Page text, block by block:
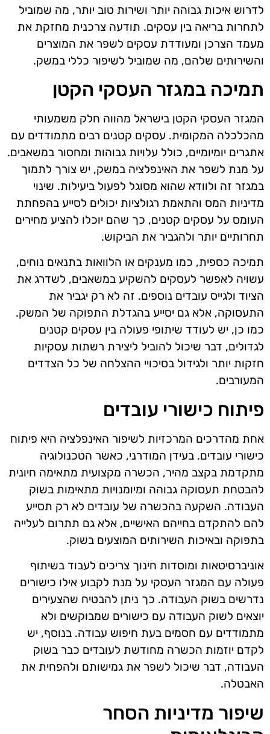
לדרוש איכות גבוהה יותר ושירות טוב יותר, מה שמוביל
לתחרות בריאה בין עסקים. תודעה צרכנית מחזקת את
מעמד הצרכן ומעודדת עסקים לשפר את המוצרים
והשירותים שלהם, מה שמוביל לשיפור כללי במשק.
תמיכה במגזר העסקי הקטן
המגזר העסקי הקטן בישראל מהווה חלק משמעותי
מהכלכלה המקומית. עסקים קטנים רבים מתמודדים עם
אתגרים יומיומיים, כולל עלויות גבוהות ומחסור במשאבים.
על מנת לשפר את האינפלציה במשק, יש צורך לתמוך
במגזר זה ולוודא שהוא מסוגל לפעול ביעילות. שינוי
מדיניות המס והתאמת רגולציות יכולים לסייע בהפחתת
העומס על עסקים קטנים, כך שהם יוכלו להציע מחירים
תחרותיים יותר ולהגביר את הביקוש.
תמיכה כספית, כמו מענקים או הלוואות בתנאים נוחים,
עשויה לאפשר לעסקים להשקיע במשאבים, לשדרג את
הציוד ולגייס עובדים נוספים. זה לא רק יגביר את
התעסוקה, אלא גם יסייע בהגדלת התפוקה של המשק.
כמו כן, יש לעודד שיתופי פעולה בין עסקים קטנים
לגדולים, דבר שיכול להוביל ליצירת רשתות עסקיות
חזקות יותר ולגידול בסיכויי ההצלחה של כל הצדדים
המעורבים.
פיתוח כישורי עובדים
אחת מהדרכים המרכזיות לשיפור האינפלציה היא פיתוח
כישורי עובדים. בעידן המודרני, כאשר הטכנולוגיה
מתקדמת בקצב מהיר, הכשרה מקצועית מתאימה חיונית
להבטחת תעסוקה גבוהה ומיומנויות מתאימות בשוק
העבודה. השקעה בהכשרה של עובדים לא רק תסייע
להם להתקדם בחייהם האישיים, אלא גם תתרום לעלייה
בתפוקה ובאיכות השירותים המוצעים בשוק.
אוניברסיטאות ומוסדות חינוך צריכים לעבוד בשיתוף
פעולה עם המגזר העסקי על מנת לקבוע אילו כישורים
נדרשים בשוק העבודה. כך ניתן להבטיח שהצעירים
יוצאים לשוק העבודה עם כישורים שמבוקשים ולא
מתמודדים עם חסמים בעת חיפוש עבודה. בנוסף, יש
לקדם יוזמות הכשרה מחודשת לעובדים כבר בשוק
העבודה, דבר שיכול לשפר את גמישותם ולהפחית את
האבטלה.
שיפור מדיניות הסחר